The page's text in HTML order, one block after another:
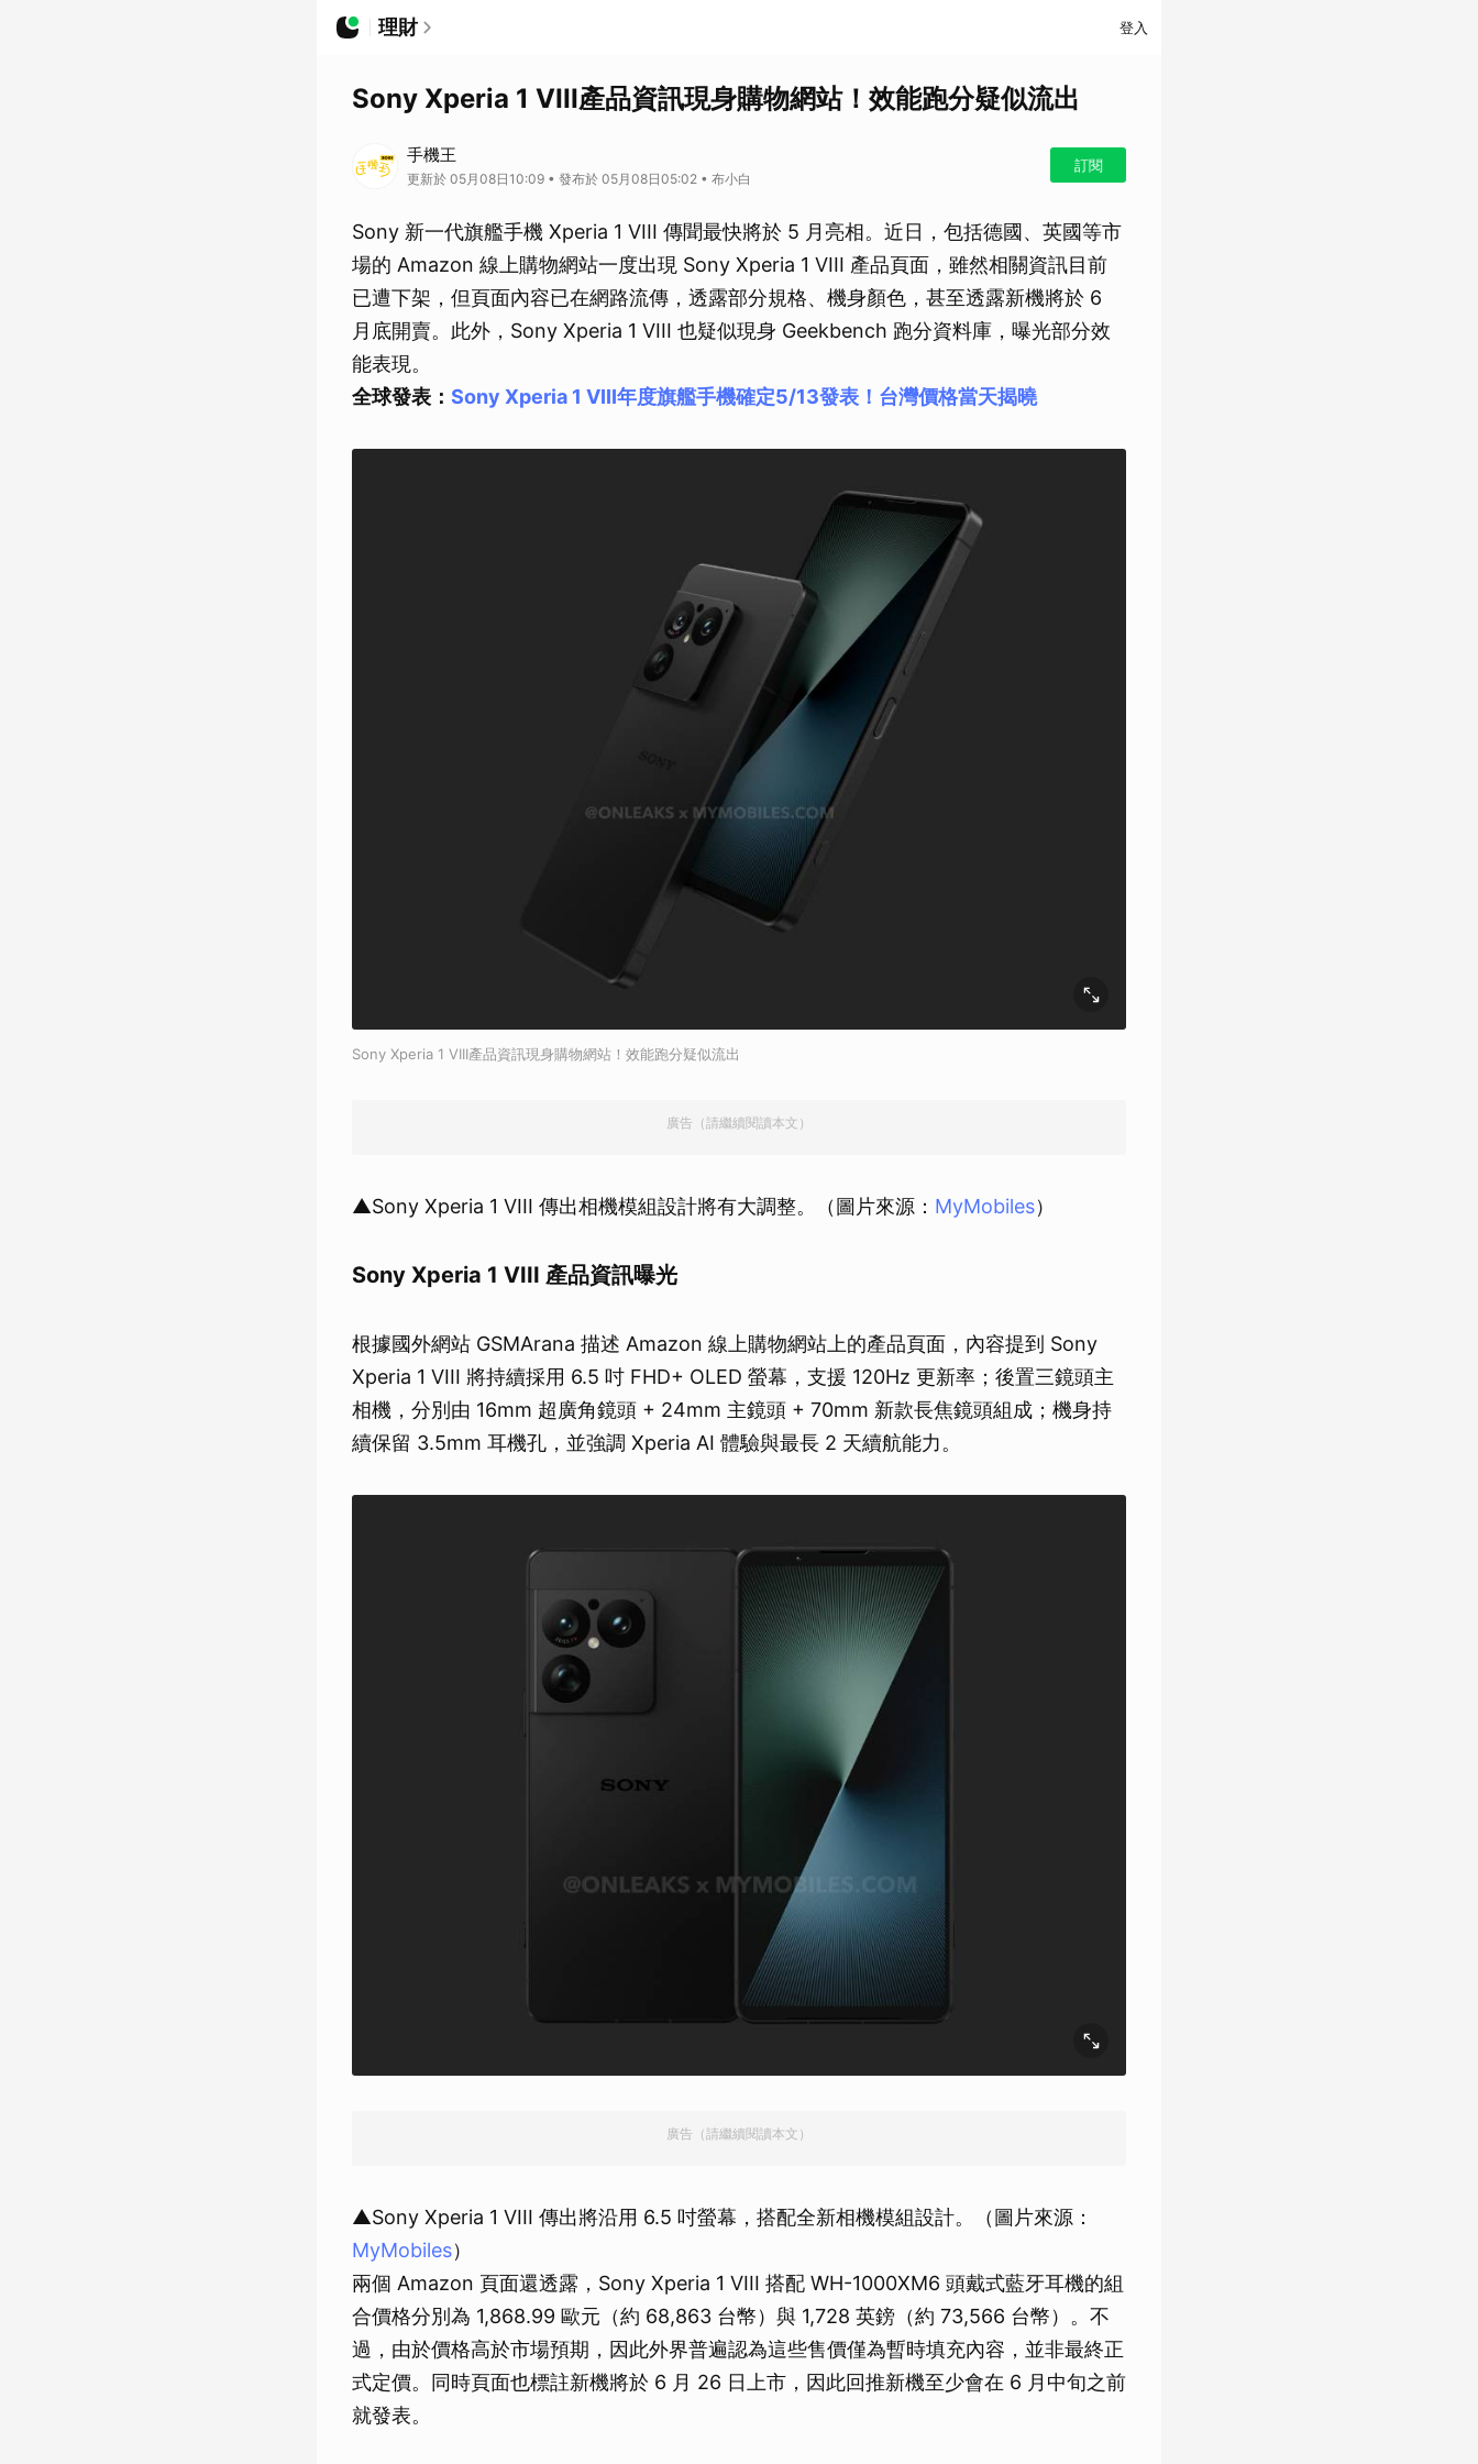
理財 登入
Sony Xperia 1 VIII產品資訊現身購物網站！效能跑分疑似流出
手機王
更新於 05月08日10:09 • 發布於 05月08日05:02 • 布小白
訂閱
Sony 新一代旗艦手機 Xperia 1 VIII 傳聞最快將於 5 月亮相。近日，包括德國、英國等市
場的 Amazon 線上購物網站一度出現 Sony Xperia 1 VIII 產品頁面，雖然相關資訊目前
已遭下架，但頁面內容已在網路流傳，透露部分規格、機身顏色，甚至透露新機將於 6
月底開賣。此外，Sony Xperia 1 VIII 也疑似現身 Geekbench 跑分資料庫，曝光部分效
能表現。
全球發表： Sony Xperia 1 VIII年度旗艦手機確定5/13發表！台灣價格當天揭曉
Sony Xperia 1 VIII產品資訊現身購物網站！效能跑分疑似流出
廣告（請繼續閱讀本文）
▲Sony Xperia 1 VIII 傳出相機模組設計將有大調整。（圖片來源： MyMobiles）
Sony Xperia 1 VIII 產品資訊曝光
根據國外網站 GSMArana 描述 Amazon 線上購物網站上的產品頁面，內容提到 Sony
Xperia 1 VIII 將持續採用 6.5 吋 FHD+ OLED 螢幕，支援 120Hz 更新率；後置三鏡頭主
相機，分別由 16mm 超廣角鏡頭 + 24mm 主鏡頭 + 70mm 新款長焦鏡頭組成；機身持
續保留 3.5mm 耳機孔，並強調 Xperia AI 體驗與最長 2 天續航能力。
廣告（請繼續閱讀本文）
▲Sony Xperia 1 VIII 傳出將沿用 6.5 吋螢幕，搭配全新相機模組設計。（圖片來源：
MyMobiles）
兩個 Amazon 頁面還透露，Sony Xperia 1 VIII 搭配 WH-1000XM6 頭戴式藍牙耳機的組
合價格分別為 1,868.99 歐元（約 68,863 台幣）與 1,728 英鎊（約 73,566 台幣）。不
過，由於價格高於市場預期，因此外界普遍認為這些售價僅為暫時填充內容，並非最終正
式定價。同時頁面也標註新機將於 6 月 26 日上市，因此回推新機至少會在 6 月中旬之前
就發表。